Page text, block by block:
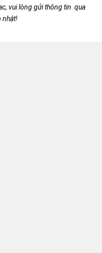
vui lòng gửi thông tin qua
nhật!